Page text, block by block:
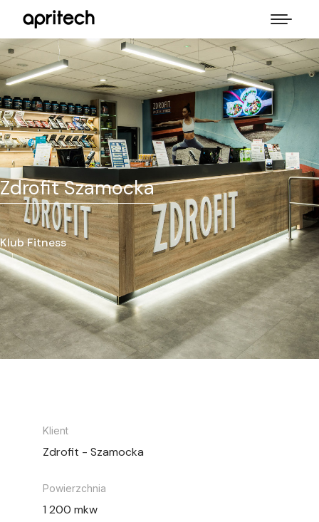
Zdrofit Szamocka
Klub Fitness
Klient
Zdrofit - Szamocka
Powierzchnia
1 200 mkw